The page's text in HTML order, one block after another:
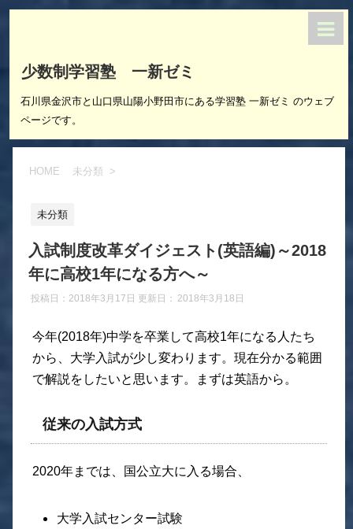
少数制学習塾 一新ゼミ
石川県金沢市と山口県山陽小野田市にある学習塾 一新ゼミ のウェブ
ページです。
HOME 未分類 >
未分類
入試制度改革ダイジェスト(英語編)～2018
年に高校1年になる方へ～
投稿日：2018年3月17日 更新日： 2018年3月18日
今年(2018年)中学を卒業して高校1年になる人たち
から、大学入試が少し変わります。現在分かる範囲
で解説をしたいと思います。まずは英語から。
従来の入試方式
2020年までは、国公立大に入る場合、
大学入試センター試験